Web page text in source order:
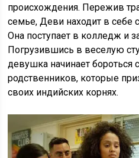
происхождения. Пережив
семье, Деви находит в себе
Она поступает в колледж и
Погрузившись в веселую
девушка начинает бороться
родственников, которые
своих индийских корнях.